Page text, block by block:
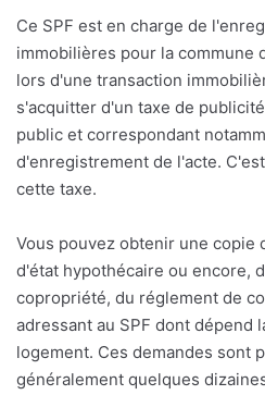
Ce SPF est en charge de
immobilières pour la commune
lors d'une transaction
s'acquitter d'un taxe de
public et correspondant
d'enregistrement de l'acte.
cette taxe.
Vous pouvez obtenir une copie
d'état hypothécaire ou encore,
copropriété, du réglement de
adressant au SPF dont dépend
logement. Ces demandes sont
généralement quelques